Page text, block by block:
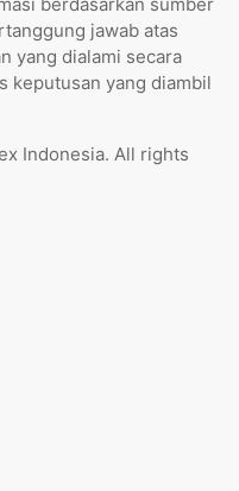
jawab atas
yang dialami secara
keputusan yang diambil
Indonesia. All rights